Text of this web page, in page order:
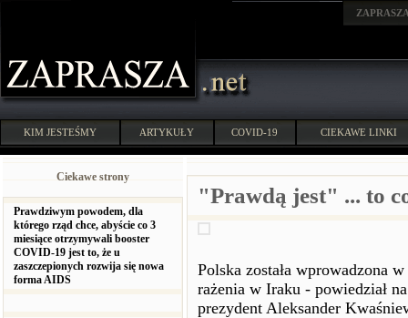
KIM JESTEŚMY ARTYKUŁY COVID-19 CIEKAWE LINKI
Ciekawe strony
Prawdziwym powodem, dla
którego rząd chce, abyście co 3
miesiące otrzymywali booster
COVID-19 jest to, że u
zaszczepionych rozwija się nowa
forma AIDS
"Prawdą jest" ... to
Polska została wprowadzona
rażenia w Iraku - powiedział
prezydent Aleksander